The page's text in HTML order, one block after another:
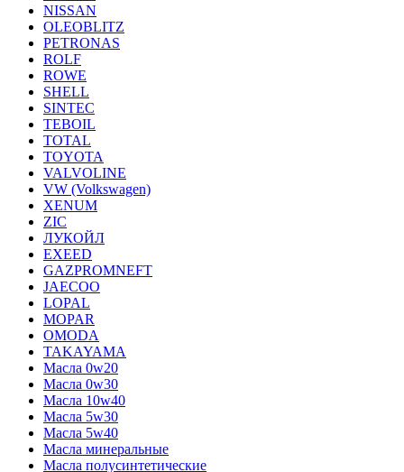
NISSAN
OLEOBLITZ
PETRONAS
ROLF
ROWE
SHELL
SINTEC
TEBOIL
TOTAL
TOYOTA
VALVOLINE
VW (Volkswagen)
XENUM
ZIC
ЛУКОЙЛ
EXEED
GAZPROMNEFT
JAECOO
LOPAL
MOPAR
OMODA
TAKAYAMA
Масла 0w20
Масла 0w30
Масла 10w40
Масла 5w30
Масла 5w40
Масла минеральные
Масла полусинтетические